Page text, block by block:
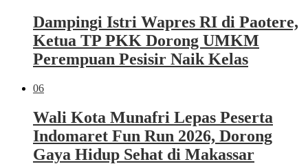
Dampingi Istri Wapres RI di Paotere,
Ketua TP PKK Dorong UMKM
Perempuan Pesisir Naik Kelas
06
Wali Kota Munafri Lepas Peserta
Indomaret Fun Run 2026, Dorong
Gaya Hidup Sehat di Makassar